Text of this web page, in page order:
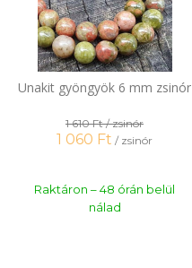
Unakit gyöngyök 6 mm zsinór
1 610 Ft/ zsinór
1 060 Ft / zsinór
Raktáron – 48 órán belül
nálad